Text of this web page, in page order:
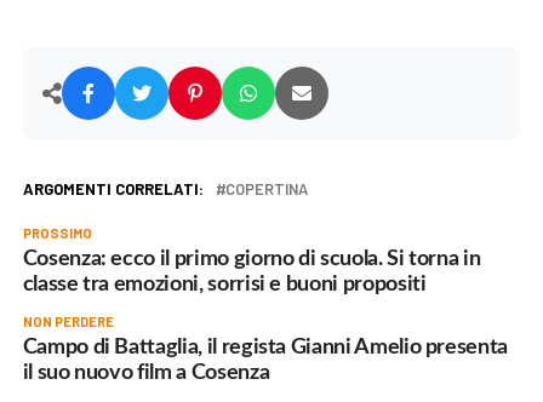
ARGOMENTI CORRELATI: COPERTINA
PROSSIMO
Cosenza: ecco il primo giorno di scuola. Si torna in
classe tra emozioni, sorrisi e buoni propositi
NON PERDERE
Campo di Battaglia, il regista Gianni Amelio presenta
il suo nuovo film a Cosenza